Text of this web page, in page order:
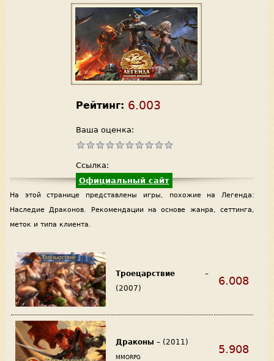
Рейтинг: 6.003
Ваша оценка:
Ссылка:
Официальный сайт
На этой странице представлены игры, похожие на Легенда:
Наследие Драконов. Рекомендации на основе жанра, сеттинга,
меток и типа клиента.
Троецарствие –
(2007)
6.008
Драконы – (2011)
MMORPG
5.908